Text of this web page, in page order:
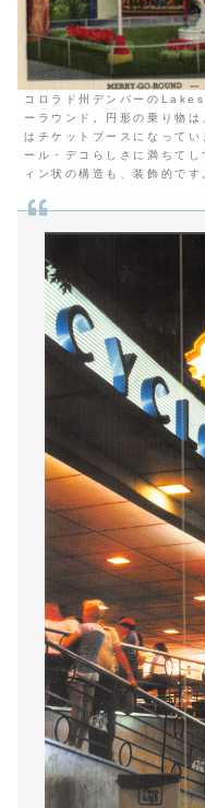
コロラド州デンバーの
ーラウンド。円形の乗り物
はチケットブースになって
ール・デコらしさに満ちて
ィン状の構造も、装飾的です